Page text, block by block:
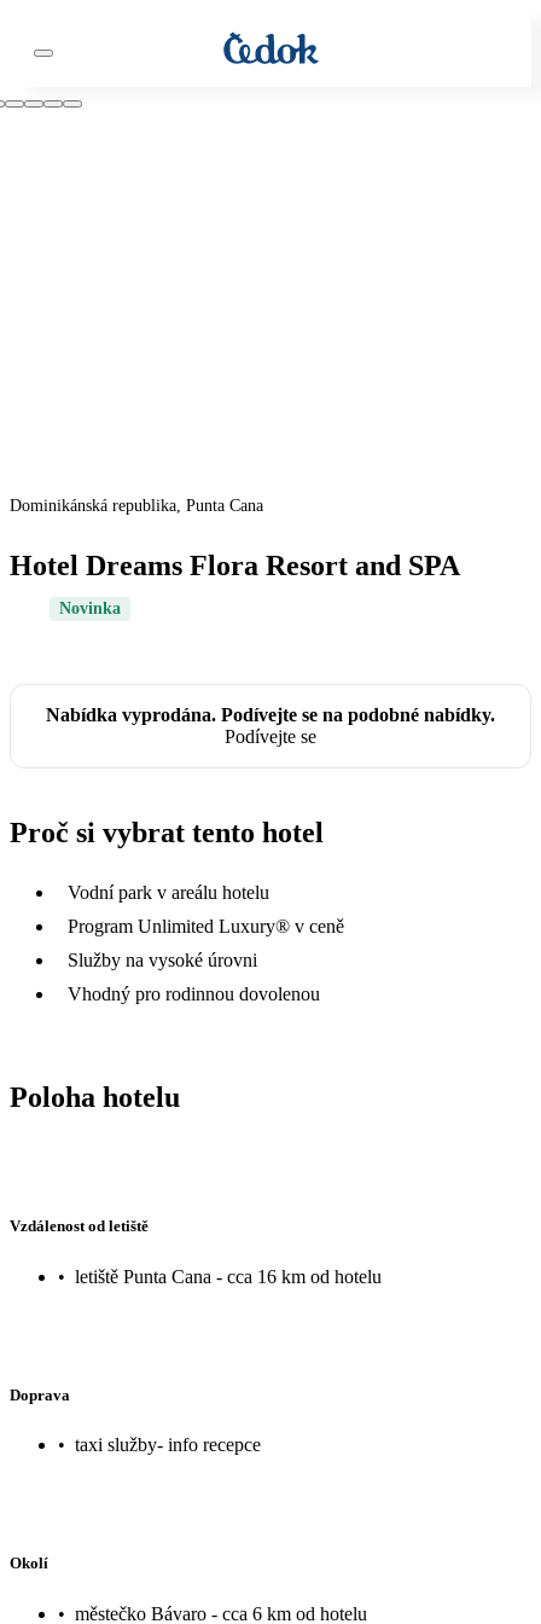
Dominikánská republika, Punta Cana
Hotel Dreams Flora Resort and SPA
Novinka
Nabídka vyprodána. Podívejte se na podobné nabídky.
Podívejte se
Proč si vybrat tento hotel
Vodní park v areálu hotelu
Program Unlimited Luxury® v ceně
Služby na vysoké úrovni
Vhodný pro rodinnou dovolenou
Poloha hotelu
Vzdálenost od letiště
• letiště Punta Cana - cca 16 km od hotelu
Doprava
• taxi služby- info recepce
Okolí
• městečko Bávaro - cca 6 km od hotelu